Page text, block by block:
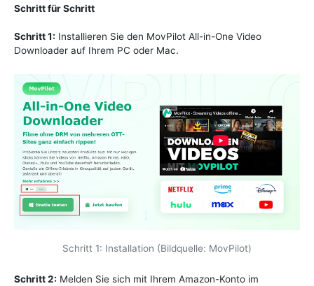
Schritt für Schritt
Schritt 1: Installieren Sie den MovPilot All-in-One Video
Downloader auf Ihrem PC oder Mac.
Schritt 1: Installation (Bildquelle: MovPilot)
Schritt 2: Melden Sie sich mit Ihrem Amazon-Konto im